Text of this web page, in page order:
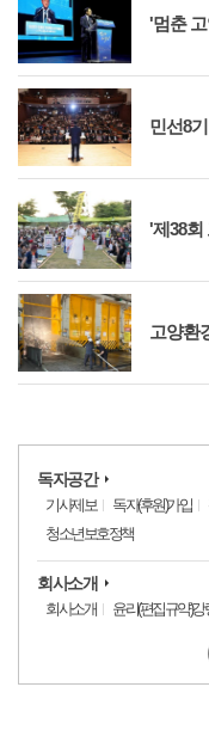
'멈춘
민선8
'제38회
고양환
독자공간
기사제보 독자(후원)가입
청소년보호정책
회사소개
회사소개 윤리(편집규약)강